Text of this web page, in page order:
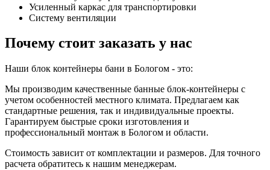
Усиленный каркас для транспортировки
Систему вентиляции
Почему стоит заказать у нас
Наши блок контейнеры бани в Бологом - это:
Мы производим качественные банные блок-контейнеры с
учетом особенностей местного климата. Предлагаем как
стандартные решения, так и индивидуальные проекты.
Гарантируем быстрые сроки изготовления и
профессиональный монтаж в Бологом и области.
Стоимость зависит от комплектации и размеров. Для точного
расчета обратитесь к нашим менеджерам.